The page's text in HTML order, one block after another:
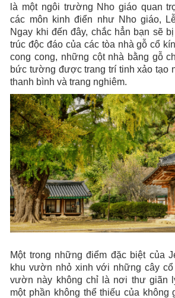
là một ngôi trường Nho giáo quan
các môn kinh điển như Nho giáo,
Ngay khi đến đây, chắc hẳn bạn sẽ
trúc độc đáo của các tòa nhà gỗ cổ
cong cong, những cột nhà bằng gỗ
bức tường được trang trí tinh xảo tạo
thanh bình và trang nghiêm.
Một trong những điểm đặc biệt của
khu vườn nhỏ xinh với những cây cổ
vườn này không chỉ là nơi thư giãn
một phần không thể thiếu của không